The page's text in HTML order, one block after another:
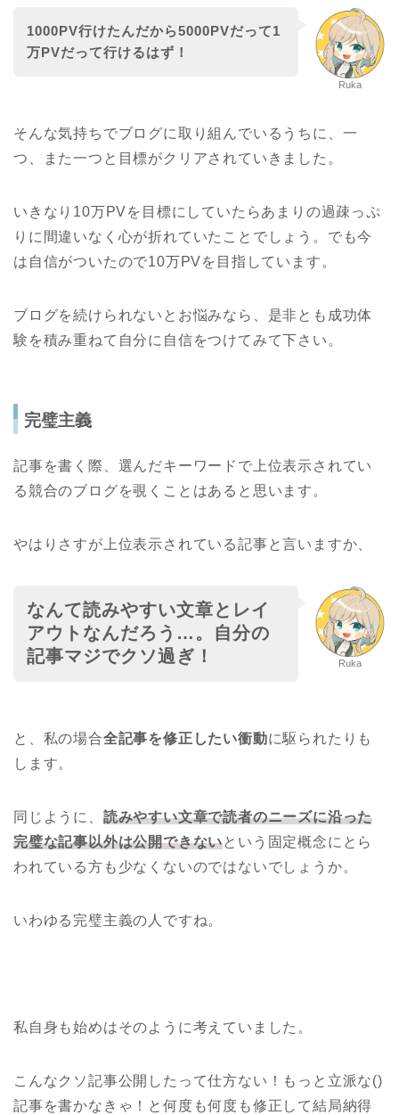
Ruka
1000PV行けたんだから5000PVだって1
万PVだって行けるはず！
そんな気持ちでブログに取り組んでいるうちに、一
つ、また一つと目標がクリアされていきました。
いきなり10万PVを目標にしていたらあまりの過疎っぷ
りに間違いなく心が折れていたことでしょう。でも今
は自信がついたので10万PVを目指しています。
ブログを続けられないとお悩みなら、是非とも成功体
験を積み重ねて自分に自信をつけてみて下さい。
完璧主義
記事を書く際、選んだキーワードで上位表示されてい
る競合のブログを覗くことはあると思います。
やはりさすが上位表示されている記事と言いますか、
Ruka
なんて読みやすい文章とレイ
アウトなんだろう…。自分の
記事マジでクソ過ぎ！
と、私の場合全記事を修正したい衝動に駆られたりも
します。
同じように、 読みやすい文章で読者のニーズに沿った
完璧な記事以外は公開できないという固定概念にとら
われている方も少なくないのではないでしょうか。
いわゆる完璧主義の人ですね。
私自身も始めはそのように考えていました。
こんなクソ記事公開したって仕方ない！もっと立派な()
記事を書かなきゃ！と何度も何度も修正して結局納得